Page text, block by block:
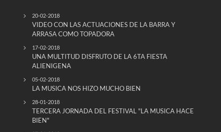
20-02-2018
VIDEO CON LAS ACTUACIONES DE LA BARRA Y
ARRASA COMO TOPADORA
17-02-2018
UNA MULTITUD DISFRUTO DE LA 6TA FIESTA
ALIENIGENA
05-02-2018
LA MUSICA NOS HIZO MUCHO BIEN
28-01-2018
TERCERA JORNADA DEL FESTIVAL "LA MUSICA HACE
BIEN"